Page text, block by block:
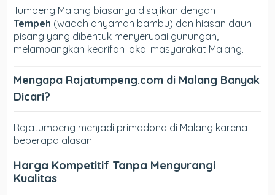
Tumpeng Malang biasanya disajikan dengan
Tempeh (wadah anyaman bambu) dan hiasan daun
pisang yang dibentuk menyerupai gunungan,
melambangkan kearifan lokal masyarakat Malang.
Mengapa Rajatumpeng.com di Malang Banyak
Dicari?
Rajatumpeng menjadi primadona di Malang karena
beberapa alasan:
Harga Kompetitif Tanpa Mengurangi
Kualitas